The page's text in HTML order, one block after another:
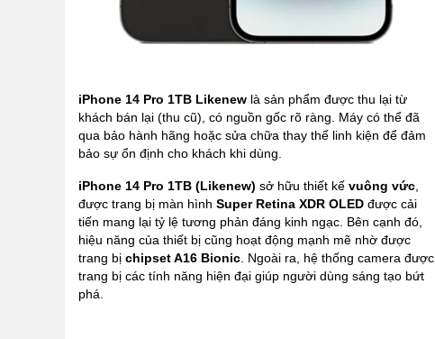
iPhone 14 Pro 1TB Likenew là sản phẩm được thu lại từ
khách bán lại (thu cũ), có nguồn gốc rõ ràng. Máy có thể đã
qua bảo hành hãng hoặc sửa chữa thay thế linh kiện để đảm
bảo sự ổn định cho khách khi dùng.
iPhone 14 Pro 1TB (Likenew) sở hữu thiết kế vuông vức
được trang bị màn hình Super Retina XDR OLED được cải
tiến mang lại tỷ lệ tương phản đáng kinh ngạc. Bên cạnh đó,
hiệu năng của thiết bị cũng hoạt động mạnh mẽ nhờ được
trang bị chipset A16 Bionic . Ngoài ra, hệ thống camera được
trang bị các tính năng hiện đại giúp người dùng sáng tạo bứt
phá.